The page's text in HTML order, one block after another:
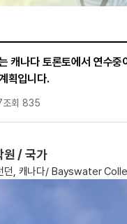
캐나다 토론토에서 연수중
획입니다.
조회 835
원 / 국가
던, 캐나다/ Bayswater